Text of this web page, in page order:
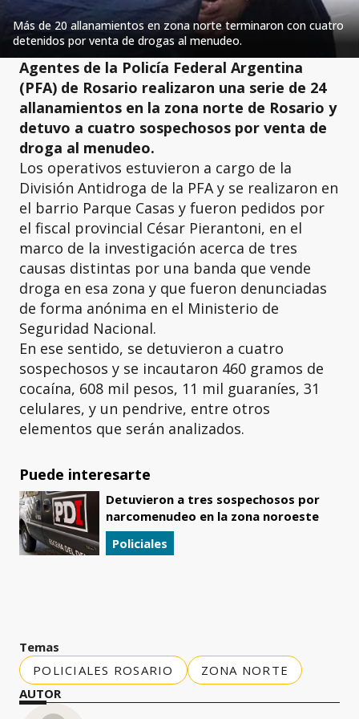
Más de 20 allanamientos en zona norte terminaron con cuatro
detenidos por venta de drogas al menudeo.
Agentes de la Policía Federal Argentina
(PFA) de Rosario realizaron una serie de 24
allanamientos en la zona norte de Rosario y
detuvo a cuatro sospechosos por venta de
droga al menudeo.
Los operativos estuvieron a cargo de la
División Antidroga de la PFA y se realizaron en
el barrio Parque Casas y fueron pedidos por
el fiscal provincial César Pierantoni, en el
marco de la investigación acerca de tres
causas distintas por una banda que vende
droga en esa zona y que fueron denunciadas
de forma anónima en el Ministerio de
Seguridad Nacional.
En ese sentido, se detuvieron a cuatro
sospechosos y se incautaron 460 gramos de
cocaína, 608 mil pesos, 11 mil guaraníes, 31
celulares, y un pendrive, entre otros
elementos que serán analizados.
Puede interesarte
Detuvieron a tres sospechosos por
narcomenudeo en la zona noroeste
Policiales
Temas
POLICIALES ROSARIO
ZONA NORTE
AUTOR